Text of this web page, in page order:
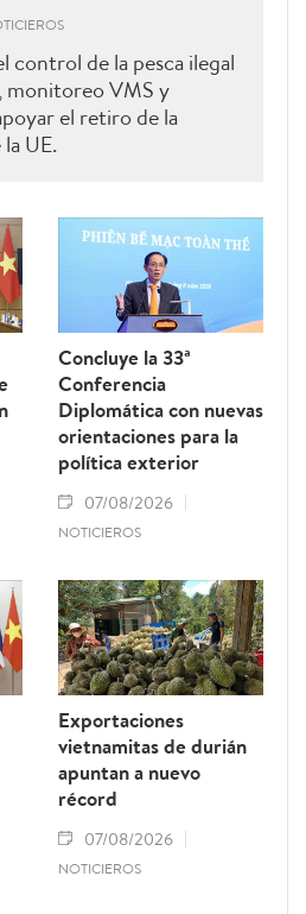
control de la pesca ilegal
monitoreo VMS y
el retiro de la
UE.
Concluye la 33ª
Conferencia
Diplomática con nuevas
orientaciones para la
política exterior
07/08/2026
NOTICIEROS
Exportaciones
vietnamitas de durián
apuntan a nuevo
récord
07/08/2026
NOTICIEROS